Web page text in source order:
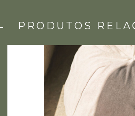
PRODUTOS